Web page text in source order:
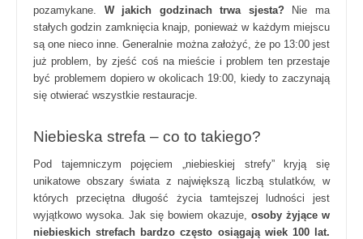
pozamykane. W jakich godzinach trwa sjesta? Nie ma
stałych godzin zamknięcia knajp, ponieważ w każdym miejscu
są one nieco inne. Generalnie można założyć, że po 13:00 jest
już problem, by zjeść coś na mieście i problem ten przestaje
być problemem dopiero w okolicach 19:00, kiedy to zaczynają
się otwierać wszystkie restauracje.
Niebieska strefa – co to takiego?
Pod tajemniczym pojęciem „niebieskiej strefy” kryją się
unikatowe obszary świata z największą liczbą stulatków, w
których przeciętna długość życia tamtejszej ludności jest
wyjątkowo wysoka. Jak się bowiem okazuje, osoby żyjące w
niebieskich strefach bardzo często osiągają wiek 100 lat.